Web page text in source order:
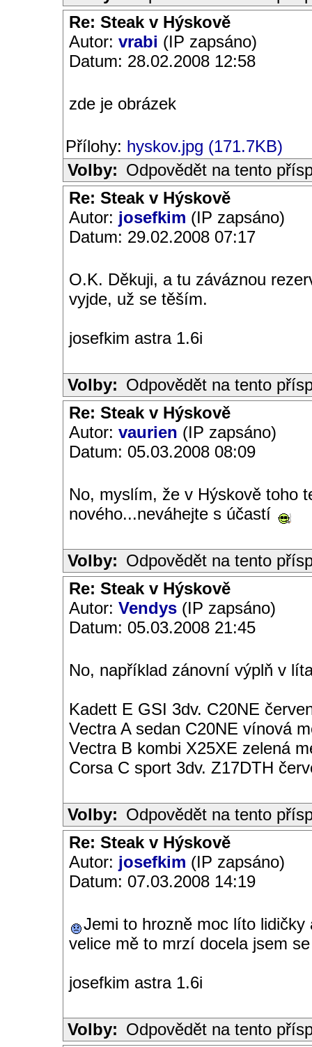
Re: Steak v Hýskově
Autor: vrabi (IP zapsáno)
Datum: 28.02.2008 12:58
zde je obrázek
Přílohy: hyskov.jpg (171.7KB)
Volby: Odpovědět na tento
Re: Steak v Hýskově
Autor: josefkim (IP zapsáno)
Datum: 29.02.2008 07:17
O.K. Děkuji, a tu záváznou
vyjde, už se těším.
josefkim astra 1.6i
Volby: Odpovědět na tento
Re: Steak v Hýskově
Autor: vaurien (IP zapsáno)
Datum: 05.03.2008 08:09
No, myslím, že v Hýskově toho
nového...neváhejte s účastí
Volby: Odpovědět na tento
Re: Steak v Hýskově
Autor: Vendys (IP zapsáno)
Datum: 05.03.2008 21:45
No, například zánovní výplň v
Kadett E GSI 3dv. C20NE
Vectra A sedan C20NE vínová
Vectra B kombi X25XE zelená
Corsa C sport 3dv. Z17DTH
Volby: Odpovědět na tento
Re: Steak v Hýskově
Autor: josefkim (IP zapsáno)
Datum: 07.03.2008 14:19
Jemi to hrozně moc líto
velice mě to mrzí docela jsem
josefkim astra 1.6i
Volby: Odpovědět na tento